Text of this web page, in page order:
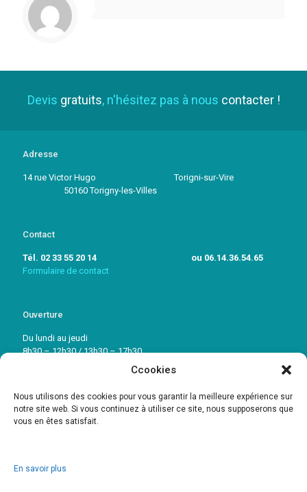
Ccookies
Nous utilisons des cookies pour vous garantir la meilleure expérience sur
notre site web. Si vous continuez à utiliser ce site, nous supposerons que
vous en êtes satisfait.
En savoir plus
Devis gratuits, n'hésitez pas à nous contacter !
Adresse
14 rue Victor Hugo Torigni-sur-Vire
50160 Torigny-les-Villes
Contact
Tél. 02 33 55 20 14 ou 06.14.36.54.65
Formulaire de contact
Ouverture
Du lundi au jeudi
8h30 – 12h30 / 13h30 – 17h30
Vendredi: 8h30 – 12h30 / 13h30 – 16h30